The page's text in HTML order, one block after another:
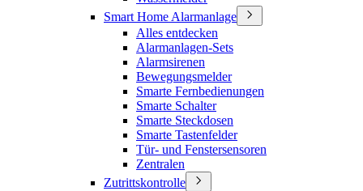
Smart Home Alarmanlage
Alles entdecken
Alarmanlagen-Sets
Alarmsirenen
Bewegungsmelder
Smarte Fernbedienungen
Smarte Schalter
Smarte Steckdosen
Smarte Tastenfelder
Tür- und Fenstersensoren
Zentralen
Zutrittskontrolle